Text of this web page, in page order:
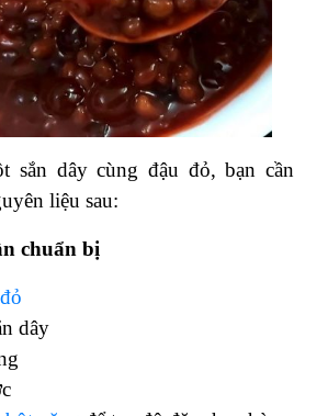
sắn dây cùng đậu đỏ, bạn cần
liệu sau:
chuẩn bị
dây